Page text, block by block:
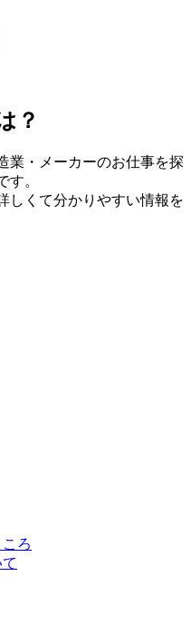
？
業・メーカーのお仕事を探
す。
しくて分かりやすい情報を
ろ